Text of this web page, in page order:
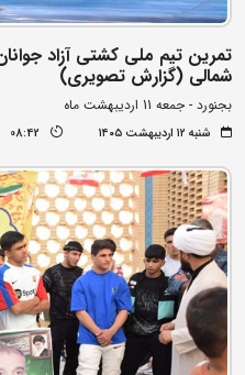
تمرین تیم ملی کشتی آزاد
شمالی (گزارش تصویری)
بجنورد - جمعه 11 اردیبهشت ماه
شنبه ۱۲ اردیبهشت ۱۴۰۵ 08:42